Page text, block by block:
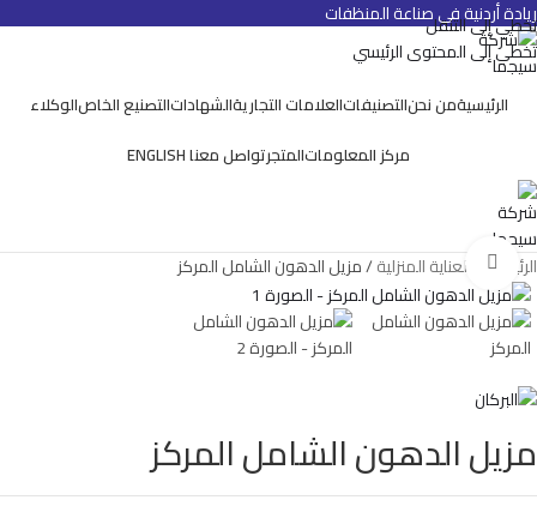
تخطي إلى التنقل
تخطي إلى المحتوى الرئيسي
ريادة أردنية في صناعة المنظفات
الرئيسيةمن نحنالتصنيفاتالعلامات التجاريةالشهاداتالتصنيع الخاصالوكلاء
مركز المعلوماتالمتجرتواصل معناENGLISH
الرئيسية العناية المنزلية مزيل الدهون الشامل المركز انقر للتكبير
مزيل الدهون الشامل المركز